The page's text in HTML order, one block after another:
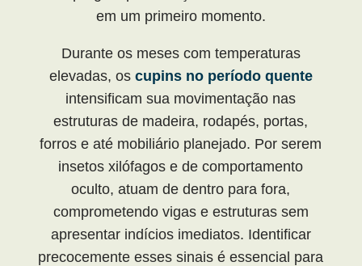
em um primeiro momento.
Durante os meses com temperaturas
elevadas, os cupins no período quente
intensificam sua movimentação nas
estruturas de madeira, rodapés, portas,
forros e até mobiliário planejado. Por serem
insetos xilófagos e de comportamento
oculto, atuam de dentro para fora,
comprometendo vigas e estruturas sem
apresentar indícios imediatos. Identificar
precocemente esses sinais é essencial para